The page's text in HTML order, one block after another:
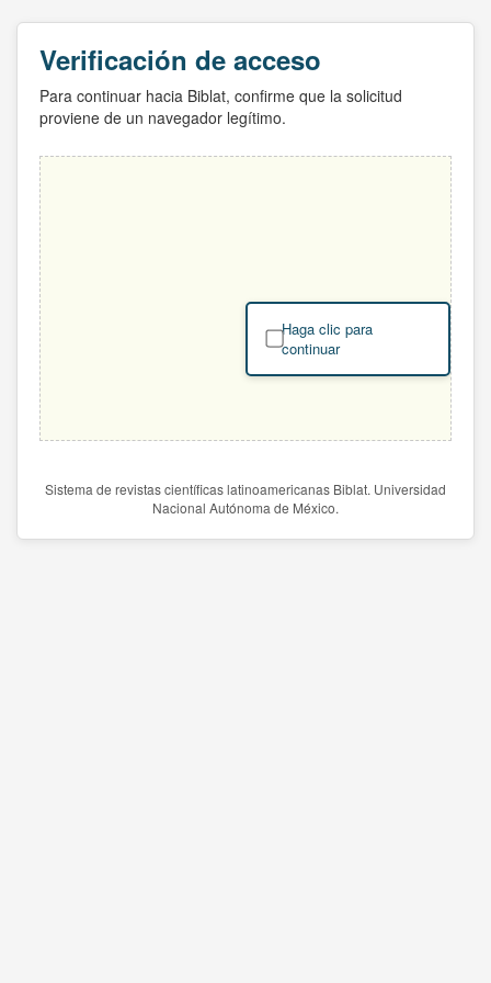
Verificación de acceso
Para continuar hacia Biblat, confirme que la solicitud
proviene de un navegador legítimo.
Haga clic para
continuar
Sistema de revistas científicas latinoamericanas Biblat. Universidad
Nacional Autónoma de México.